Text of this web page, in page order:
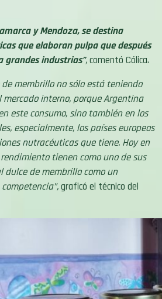
y Mendoza, se destina
que elaboran pulpa que después
grandes industrias”,comentó Cólica.
de membrillo no sólo está teniendo
interno, porque Argentina
este consumo, sino también en los
especialmente, los países europeos
nutracéuticas que tiene. Hoy en
tienen como uno de sus
de membrillo como un
graficó el técnico del